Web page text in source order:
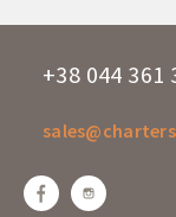
+38 044 361